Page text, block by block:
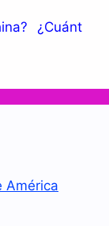
¿Cuánt
América